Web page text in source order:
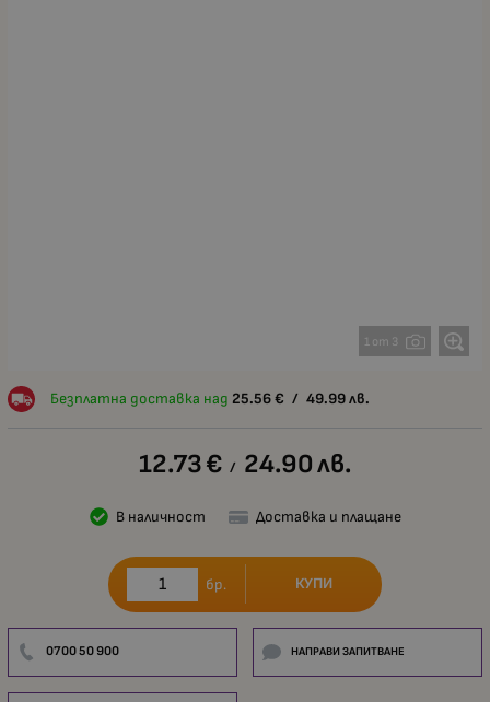
1 от 3
Безплатна доставка над 25.56 € / 49.99 лв.
12.73€ / 24.90лв.
В наличност Доставка и плащане
бр. КУПИ
0700 50 900 НАПРАВИ ЗАПИТВАНЕ